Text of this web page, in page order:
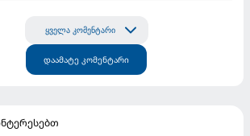
ყველა კომენტარი
დაამატე კომენტარი